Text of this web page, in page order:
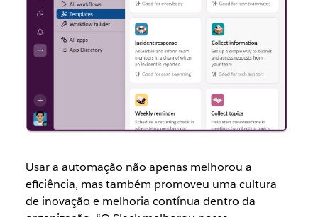
Usar a automação não apenas melhorou a
eficiência, mas também promoveu uma cultura
de inovação e melhoria contínua dentro da